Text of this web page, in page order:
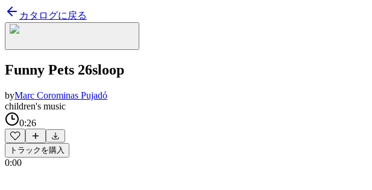
カタログに戻る
Funny Pets 26sloop
byMarc Corominas Pujadó
children's music
0:26
トラックを購入
0:00